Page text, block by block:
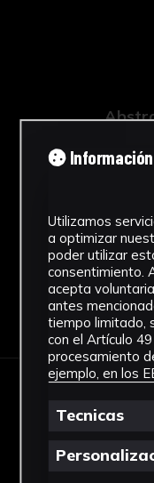
Utilizamos
a optimizar
poder utilizar
consentimiento.
acepta
antes
tiempo limitado,
con el Artículo
procesamiento
ejemplo, en los
Tecnicas